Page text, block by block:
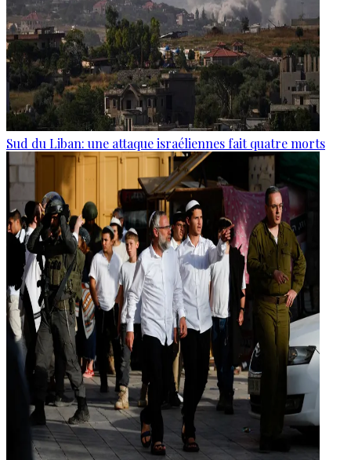
Sud du Liban: une attaque israéliennes fait quatre morts